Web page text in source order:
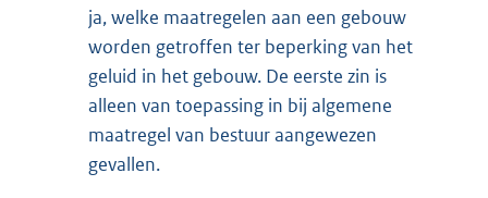
ja, welke maatregelen aan een gebouw
worden getroffen ter beperking van het
geluid in het gebouw. De eerste zin is
alleen van toepassing in bij algemene
maatregel van bestuur aangewezen
gevallen.